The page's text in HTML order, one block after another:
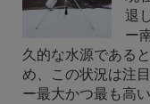
退
ー
久的な水源である
め、この状況は注
ー最大かつ最も高